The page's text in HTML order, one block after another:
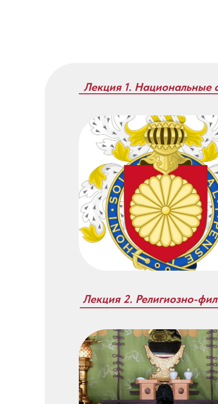
Лекция 1. Национальные
Лекция 2. Религиозно-